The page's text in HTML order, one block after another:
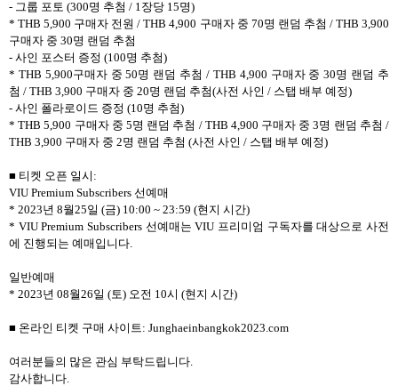
- 그룹 포토 (300명 추첨 / 1장당 15명)
* THB 5,900 구매자 전원 / THB 4,900 구매자 중 70명 랜덤 추첨 / THB 3,900
구매자 중 30명 랜덤 추첨
- 사인 포스터 증정 (100명 추첨)
* THB 5,900구매자 중 50명 랜덤 추첨 / THB 4,900 구매자 중 30명 랜덤 추
첨 / THB 3,900 구매자 중 20명 랜덤 추첨(사전 사인 / 스탭 배부 예정)
- 사인 폴라로이드 증정 (10명 추첨)
* THB 5,900 구매자 중 5명 랜덤 추첨 / THB 4,900 구매자 중 3명 랜덤 추첨 /
THB 3,900 구매자 중 2명 랜덤 추첨 (사전 사인 / 스탭 배부 예정)
■ 티켓 오픈 일시:
VIU Premium Subscribers 선예매
* 2023년 8월25일 (금) 10:00 ~ 23:59 (현지 시간)
* VIU Premium Subscribers 선예매는 VIU 프리미엄 구독자를 대상으로 사전
에 진행되는 예매입니다.
일반예매
* 2023년 08월26일 (토) 오전 10시 (현지 시간)
■ 온라인 티켓 구매 사이트: Junghaeinbangkok2023.com
여러분들의 많은 관심 부탁드립니다.
감사합니다.